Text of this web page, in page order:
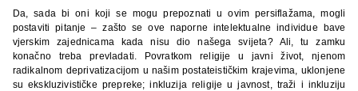
Da, sada bi oni koji se mogu prepoznati u ovim persiflažama, mogli
postaviti pitanje – zašto se ove naporne intelektualne individue bave
vjerskim zajednicama kada nisu dio našega svijeta? Ali, tu zamku
konačno treba prevladati. Povratkom religije u javni život, njenom
radikalnom deprivatizacijom u našim postateističkim krajevima, uklonjene
su ekskluzivističke prepreke; inkluzija religije u javnost, traži i inkluziju